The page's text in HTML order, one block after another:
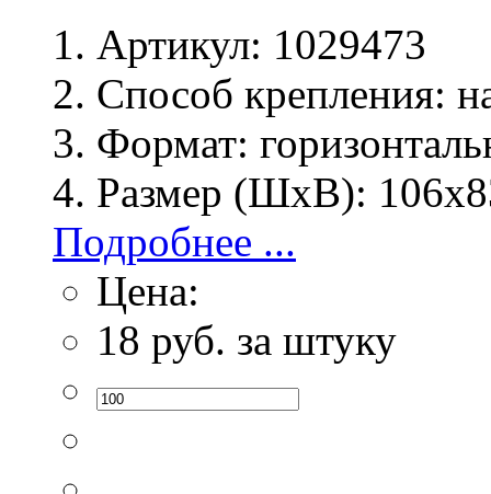
Артикул: 1029473
Способ крепления:
Формат:
Размер (ШхВ):
Подробнее ...
Цена:
18 руб. за штуку